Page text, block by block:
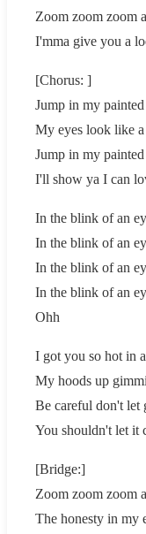
Zoom zoom zoom
I'mma give you a
[Chorus: ]
Jump in my
My eyes look like
Jump in my
I'll show ya I can
In the blink of an
In the blink of an
In the blink of an
In the blink of an
Ohh
I got you so hot in
My hoods up
Be careful don't let
You shouldn't let it
[Bridge:]
Zoom zoom zoom
The honesty in my